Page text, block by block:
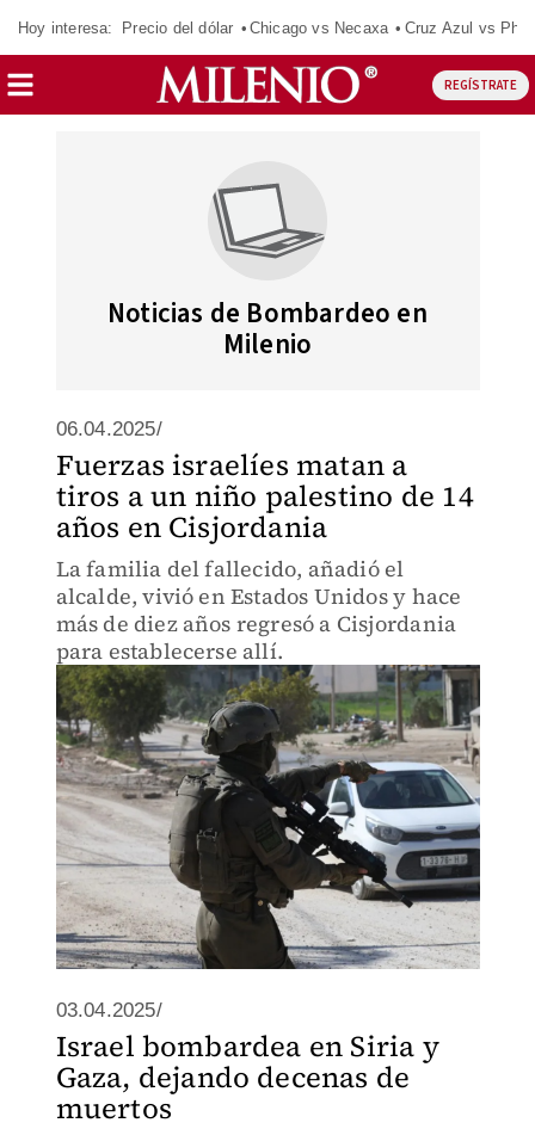
Hoy interesa: Precio del dólar Chicago vs Necaxa Cruz Azul vs
REGÍSTRATE
Noticias de Bombardeo en
Milenio
06.04.2025/
Fuerzas israelíes matan a
tiros a un niño palestino de 14
años en Cisjordania
La familia del fallecido, añadió el
alcalde, vivió en Estados Unidos y hace
más de diez años regresó a Cisjordania
para establecerse allí.
03.04.2025/
Israel bombardea en Siria y
Gaza, dejando decenas de
muertos